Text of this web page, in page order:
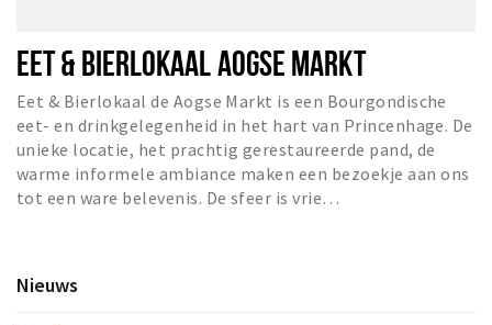
EET & BIERLOKAAL AOGSE MARKT
Eet & Bierlokaal de Aogse Markt is een Bourgondische
eet- en drinkgelegenheid in het hart van Princenhage. De
unieke locatie, het prachtig gerestaureerde pand, de
warme informele ambiance maken een bezoekje aan ons
tot een ware belevenis. De sfeer is vrie…
Nieuws